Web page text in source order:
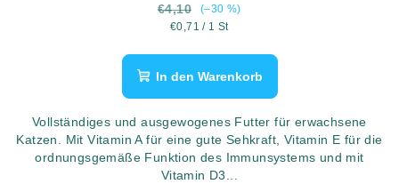
€4,10
(–30 %)
Verkaufspreis:
€0,71 / 1 St
In den Warenkorb
Vollständiges und ausgewogenes Futter für erwachsene
Katzen. Mit Vitamin A für eine gute Sehkraft, Vitamin E für die
ordnungsgemäße Funktion des Immunsystems und mit
Vitamin D3...